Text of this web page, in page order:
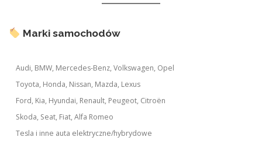
Marki samochodów
Audi, BMW, Mercedes-Benz, Volkswagen, Opel
Toyota, Honda, Nissan, Mazda, Lexus
Ford, Kia, Hyundai, Renault, Peugeot, Citroën
Skoda, Seat, Fiat, Alfa Romeo
Tesla i inne auta elektryczne/hybrydowe